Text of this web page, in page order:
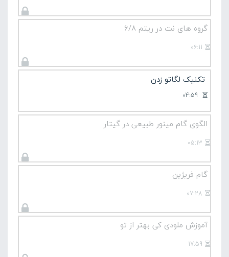
گروه های نت در ریتم 6/8
06:11
تکنیک لگاتو زدن
الگوی گام مینور طبیعی در گیتار
05:13
گام فریژین
07:28
آموزش ملودی کی بهتر از تو
17:59